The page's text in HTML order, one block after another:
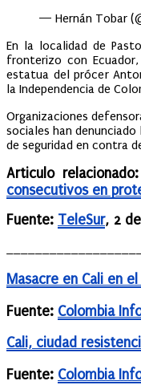
— Hernán Tobar
En la localidad de
fronterizo con
estatua del prócer
la Independencia de
Organizaciones
sociales han
de seguridad en contra
Articulo relacionado:
consecutivos en
Fuente: TeleSur, 2
Masacre en Cali en
Fuente: Colombia
Cali, ciudad
Fuente: Colombia